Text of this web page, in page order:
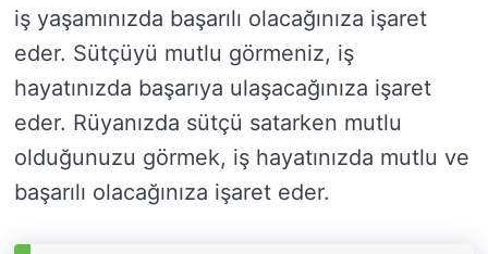
iş yaşamınızda başarılı olacağınıza işaret
eder. Sütçüyü mutlu görmeniz, iş
hayatınızda başarıya ulaşacağınıza işaret
eder. Rüyanızda sütçü satarken mutlu
olduğunuzu görmek, iş hayatınızda mutlu ve
başarılı olacağınıza işaret eder.